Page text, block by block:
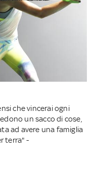
che vincerai ogni
un sacco di cose,
ad avere una famiglia
terra" -